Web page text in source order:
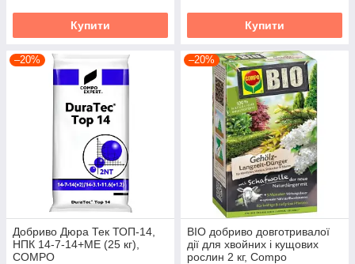
Купити Купити
–20%
Добриво Дюра Тек ТОП-14,
НПК 14-7-14+МЕ (25 кг),
COMPO
–20%
BIO добриво довготривалої
дії для хвойних і кущових
рослин 2 кг, Compo